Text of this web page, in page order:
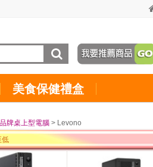
美食保健禮盒
品牌桌上型電腦 > Levono
低